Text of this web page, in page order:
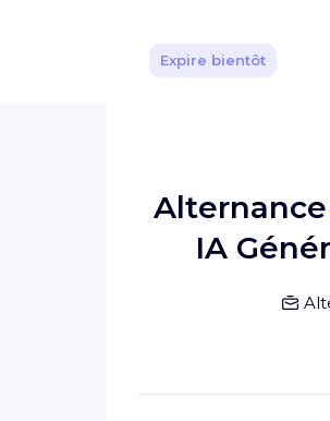
Expire bientôt
IA